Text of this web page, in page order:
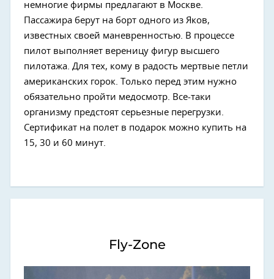
немногие фирмы предлагают в Москве.
Пассажира берут на борт одного из Яков,
известных своей маневренностью. В процессе
пилот выполняет вереницу фигур высшего
пилотажа. Для тех, кому в радость мертвые петли
американских горок. Только перед этим нужно
обязательно пройти медосмотр. Все-таки
организму предстоят серьезные перегрузки.
Сертификат на полет в подарок можно купить на
15, 30 и 60 минут.
Fly-Zone